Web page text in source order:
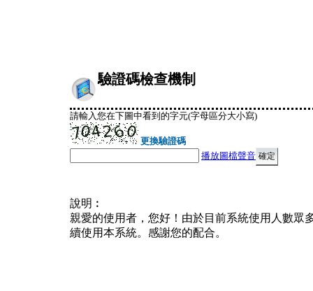
驗證碼檢查機制
請輸入您在下圖中看到的字元(字母區分大小寫)
更換驗證碼
播放圖檔聲音
說明︰
親愛的使用者，您好！由於目前系統使用人數眾
續使用本系統。感謝您的配合。